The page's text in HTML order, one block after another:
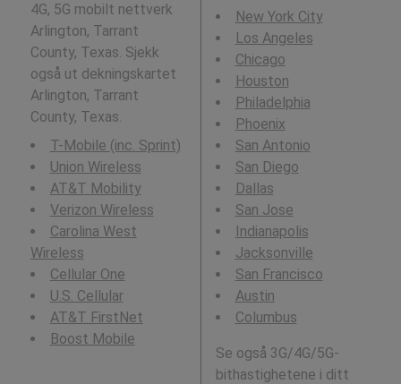
4G, 5G mobilt nettverk
Arlington, Tarrant
County, Texas. Sjekk
også ut dekningskartet
Arlington, Tarrant
County, Texas.
T-Mobile (inc. Sprint)
Union Wireless
AT&T Mobility
Verizon Wireless
Carolina West
Wireless
Cellular One
U.S. Cellular
AT&T FirstNet
Boost Mobile
New York City
Los Angeles
Chicago
Houston
Philadelphia
Phoenix
San Antonio
San Diego
Dallas
San Jose
Indianapolis
Jacksonville
San Francisco
Austin
Columbus
Se også 3G/4G/5G-
bithastighetene i ditt